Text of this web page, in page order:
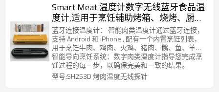
Smart Meat 温度计数字无线蓝牙食品温
度计,适用于烹饪辅助烤箱、烧烤、厨
房、烧烤、吸烟器、烤肉架(1 个探头)
蓝牙连接温度计： 智能肉类温度计通过蓝牙连接，
支持 Android 和 iPhone , 配有一个内置烹饪列表，
用于烹饪牛肉、鸡肉、火鸡、猪肉、鹅、鱼、羊肉
烹饪。
智能导向烹饪系统：数字肉类温度计指导您完成烹
饪过程的每一步，以确保完美和一致的结果。
型号:SH253D 烤肉温度无线探针